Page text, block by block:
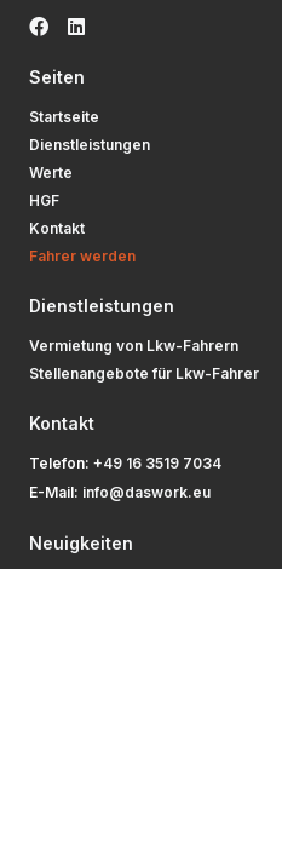
Seiten
Startseite
Dienstleistungen
Werte
HGF
Kontakt
Fahrer werden
Dienstleistungen
Vermietung von Lkw-Fahrern
Stellenangebote für Lkw-Fahrer
Kontakt
Telefon: +49 16 3519 7034
E-Mail: info@daswork.eu
Neuigkeiten